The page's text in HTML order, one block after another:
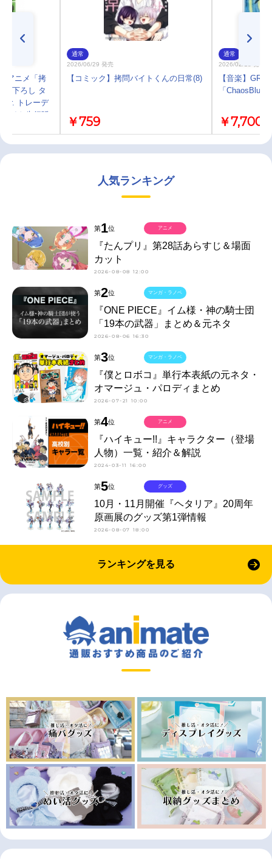
アニメ「拷
き下ろし タ
トレーデ
イト先行販
通常
2026/06/29 発売
【コミック】拷問バイトくんの日常(8)
￥759
通常
2026/02/18 発売
【音楽】
「ChaosBlue
￥7,700
人気ランキング
第1位
『たんプリ』第28話あらすじ＆場面
カット
2026-08-08 12:00
アニメ
第2位
『ONE PIECE』イム様・神の騎士団
「19本の武器」まとめ＆元ネタ
2026-08-06 16:30
マンガ・ラノベ
第3位
『僕とロボコ』単行本表紙の元ネタ・
オマージュ・パロディまとめ
2026-07-21 10:00
マンガ・ラノベ
第4位
『ハイキュー!!』キャラクター（登場
人物）一覧・紹介＆解説
2024-03-11 16:00
アニメ
第5位
10月・11月開催『ヘタリア』20周年
原画展のグッズ第1弾情報
2026-08-07 18:00
グッズ
ランキングを見る